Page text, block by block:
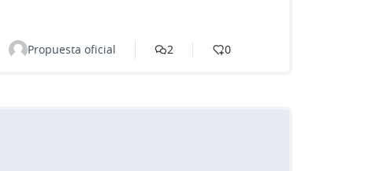
Propuesta oficial 2 0